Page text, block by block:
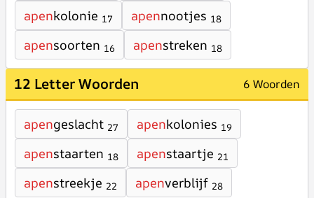
apenkolonie 17 apennootjes 18
apensoorten 16 apenstreken 18
12 Letter Woorden 6 Woorden
apengeslacht 27 apenkolonies 19
apenstaarten 18 apenstaartje 21
apenstreekje 22 apenverblijf 28